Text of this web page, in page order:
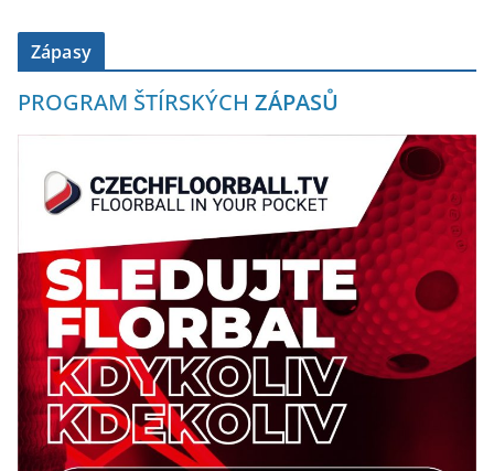
Zápasy
PROGRAM ŠTÍRSKÝCH ZÁPASŮ